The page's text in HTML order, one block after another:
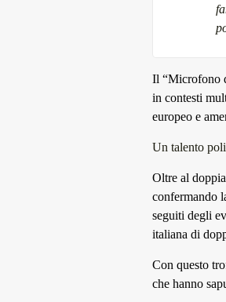
Il “Microfono
in contesti
europeo e
Un talento
Oltre al
confermando
seguiti degli
italiana di
Con questo
che hanno